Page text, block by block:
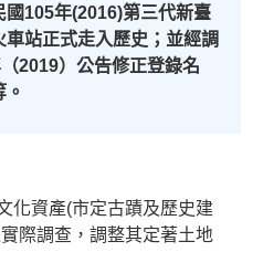
國105年(2016)第三代新臺
站正式走入歷史；並經調
2019）公告修正登錄名
化資產(市定古蹟及歷史建
際調查，調整其定著土地